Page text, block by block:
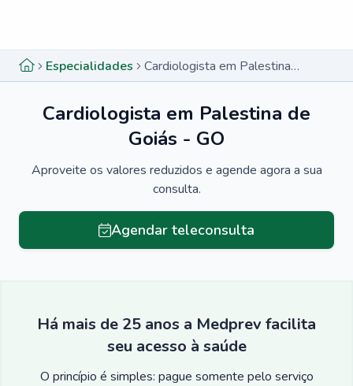
Especialidades Cardiologista em Palestina de Goiás - GO
Cardiologista em Palestina de
Goiás - GO
Aproveite os valores reduzidos e agende agora a sua
consulta.
Agendar teleconsulta
Há mais de 25 anos a Medprev facilita
seu acesso à saúde
O princípio é simples: pague somente pelo serviço